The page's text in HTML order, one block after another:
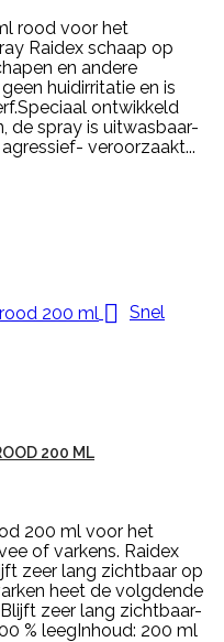
rood voor het
Raidex schaap op
en andere
huidirritatie en is
ontwikkeld
de spray is uitwasbaar-
veroorzaakt...
 Snel
200 ML
200 ml voor het
of varkens. Raidex
zeer lang zichtbaar op
heet de volgdende
zeer lang zichtbaar-
% leegInhoud: 200 ml